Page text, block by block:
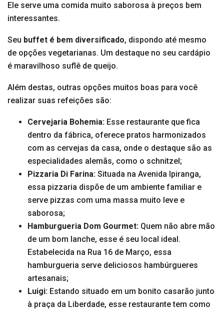
Ele serve uma comida muito saborosa à preços bem
interessantes.
Seu buffet é bem diversificado, dispondo até mesmo
de opções vegetarianas. Um destaque no seu cardápio
é maravilhoso suflê de queijo.
Além destas, outras opções muitos boas para você
realizar suas refeições são:
Cervejaria Bohemia: Esse restaurante que fica
dentro da fábrica, oferece pratos harmonizados
com as cervejas da casa, onde o destaque são as
especialidades alemãs, como o schnitzel;
Pizzaria Di Farina: Situada na Avenida Ipiranga,
essa pizzaria dispõe de um ambiente familiar e
serve pizzas com uma massa muito leve e
saborosa;
Hamburgueria Dom Gourmet: Quem não abre mão
de um bom lanche, esse é seu local ideal.
Estabelecida na Rua 16 de Março, essa
hamburgueria serve deliciosos hambúrgueres
artesanais;
Luigi: Estando situado em um bonito casarão junto
à praça da Liberdade, esse restaurante tem como